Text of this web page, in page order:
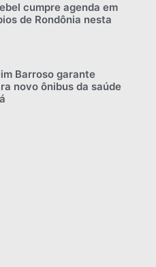
cumpre agenda em
de Rondônia nesta
Barroso garante
novo ônibus da saúde